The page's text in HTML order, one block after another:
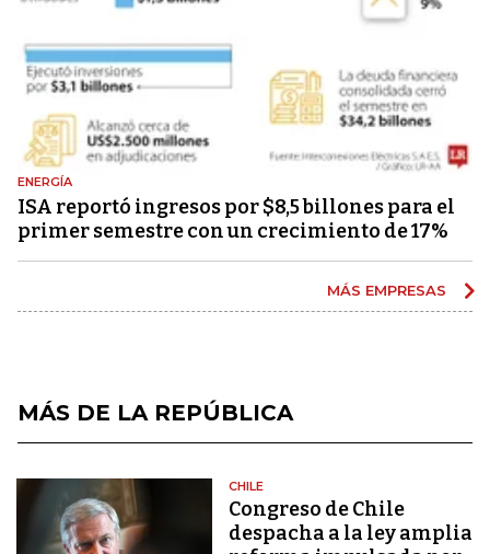
ENERGÍA
ISA reportó ingresos por $8,5 billones para el
primer semestre con un crecimiento de 17%
MÁS EMPRESAS
MÁS DE LA REPÚBLICA
CHILE
Congreso de Chile
despacha a la ley amplia